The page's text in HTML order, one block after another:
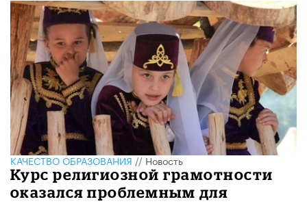
КАЧЕСТВО ОБРАЗОВАНИЯ//Новость
Курс религиозной грамотности
оказался проблемным для